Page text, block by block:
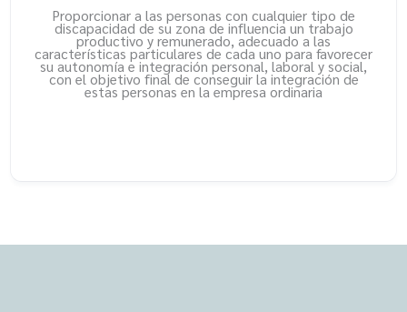
Proporcionar a las personas con cualquier tipo de
discapacidad de su zona de influencia un trabajo
productivo y remunerado, adecuado a las
características particulares de cada uno para favorecer
su autonomía e integración personal, laboral y social,
con el objetivo final de conseguir la integración de
estas personas en la empresa ordinaria